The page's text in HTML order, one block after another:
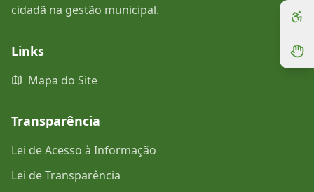
cidadã na gestão municipal.
Links
Mapa do Site
Transparência
Lei de Acesso à Informação
Lei de Transparência